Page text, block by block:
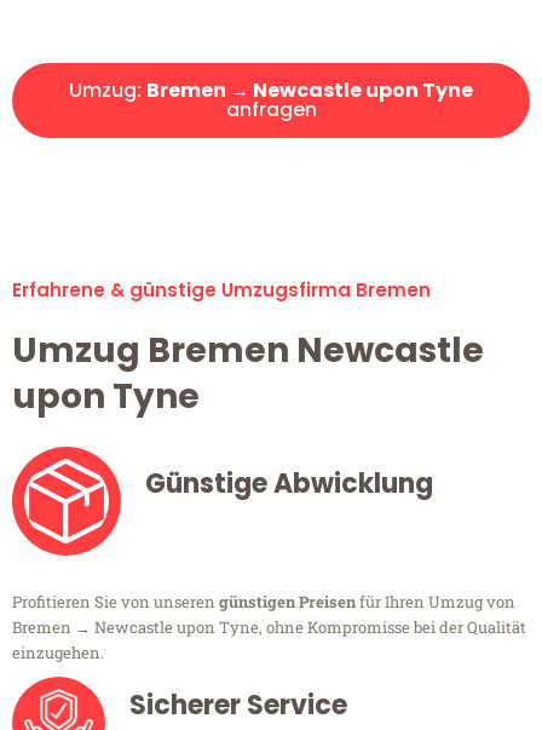
Umzug: Bremen → Newcastle upon Tyne
anfragen
Erfahrene & günstige Umzugsfirma Bremen
Umzug Bremen Newcastle
upon Tyne
Günstige Abwicklung
Profitieren Sie von unseren günstigen Preisenfür Ihren Umzug von
Bremen → Newcastle upon Tyne, ohne Kompromisse bei der Qualität
einzugehen.
Sicherer Service